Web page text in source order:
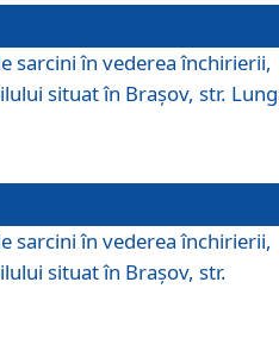
sarcini în vederea închirierii,
situat în Braşov, str.
sarcini în vederea închirierii,
situat în Braşov, str.